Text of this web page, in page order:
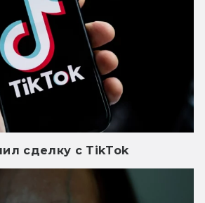
сделку с TikTok